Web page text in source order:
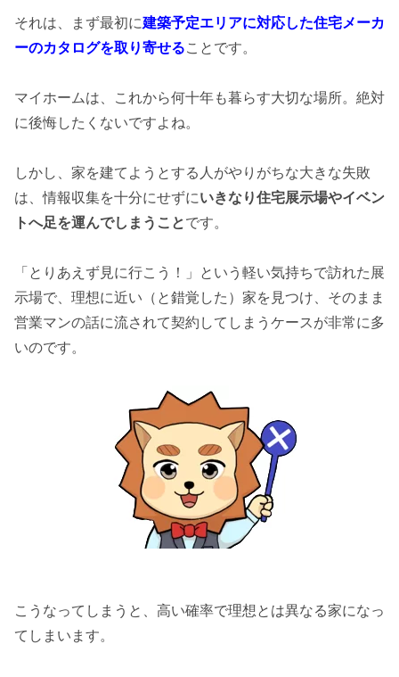
それは、まず最初に建築予定エリアに対応した住宅メーカ
ーのカタログを取り寄せることです。
マイホームは、これから何十年も暮らす大切な場所。絶対
に後悔したくないですよね。
しかし、家を建てようとする人がやりがちな大きな失敗
は、情報収集を十分にせずにいきなり住宅展示場やイベン
トへ足を運んでしまうことです。
「とりあえず見に行こう！」という軽い気持ちで訪れた展
示場で、理想に近い（と錯覚した）家を見つけ、そのまま
営業マンの話に流されて契約してしまうケースが非常に多
いのです。
こうなってしまうと、高い確率で理想とは異なる家になっ
てしまいます。